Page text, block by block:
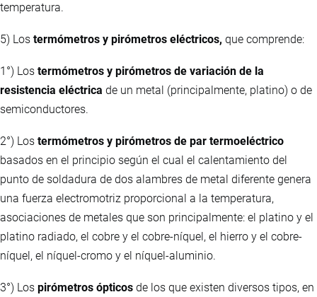
temperatura.
5) Los termómetros y pirómetros eléctricos, que comprende:
1°) Los termómetros y pirómetros de variación de la
resistencia eléctrica de un metal (principalmente, platino) o de
semiconductores.
2°) Los termómetros y pirómetros de par termoeléctrico
basados en el principio según el cual el calentamiento del
punto de soldadura de dos alambres de metal diferente genera
una fuerza electromotriz proporcional a la temperatura,
asociaciones de metales que son principalmente: el platino y el
platino radiado, el cobre y el cobre-níquel, el hierro y el cobre-
níquel, el níquel-cromo y el níquel-aluminio.
3°) Los pirómetros ópticos de los que existen diversos tipos, en